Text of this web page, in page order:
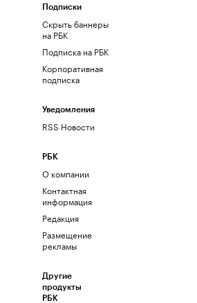
Подписки
Скрыть баннеры
на РБК
Подписка на РБК
Корпоративная
подписка
Уведомления
RSS Новости
РБК
О компании
Контактная
информация
Редакция
Размещение
рекламы
Другие
продукты
РБК